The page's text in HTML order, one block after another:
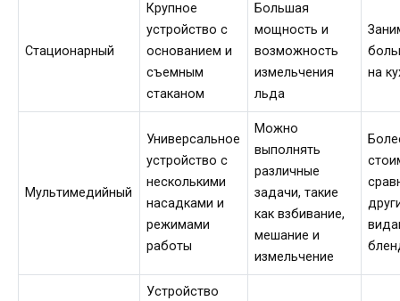
Стационарный
Крупное
устройство с
основанием и
съемным
стаканом
Большая
мощность и
возможность
измельчения
льда
на
Мультимедийный
Универсальное
устройство с
несколькими
насадками и
режимами
работы
Можно
выполнять
различные
задачи, такие
как взбивание,
мешание и
измельчение
Устройство